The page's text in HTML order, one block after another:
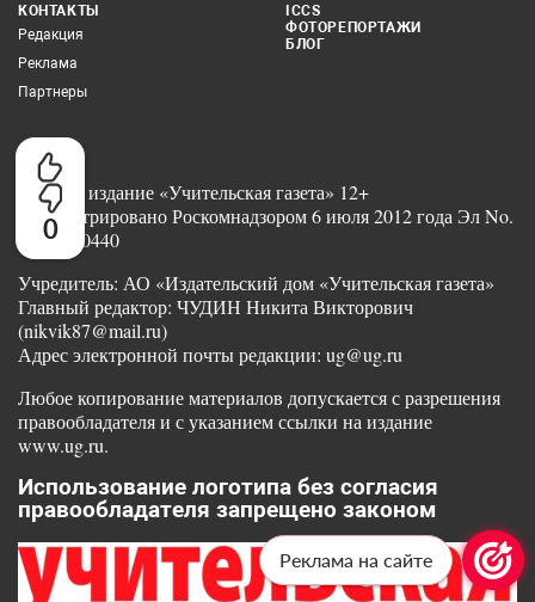
0
КОНТАКТЫ
Редакция
Реклама
Партнеры
ICCS
ФОТОРЕПОРТАЖИ
БЛОГ
Сетевое издание «Учительская газета» 12+
Зарегистрировано Роскомнадзором 6 июля 2012 года Эл No.
ФС77-50440
Учредитель: АО «Издательский дом «Учительская газета»
Главный редактор: ЧУДИН Никита Викторович
(nikvik87@mail.ru)
Адрес электронной почты редакции: ug@ug.ru
Любое копирование материалов допускается с разрешения
правообладателя и с указанием ссылки на издание
www.ug.ru.
Использование логотипа без согласия
правообладателя запрещено законом
Реклама на сайте